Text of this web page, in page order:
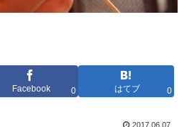
Facebook 0 はてブ 0
2017.06.07